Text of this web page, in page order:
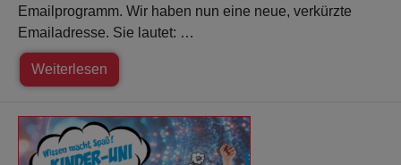
Emailprogramm. Wir haben nun eine neue, verkürzte
Emailadresse. Sie lautet: …
Weiterlesen